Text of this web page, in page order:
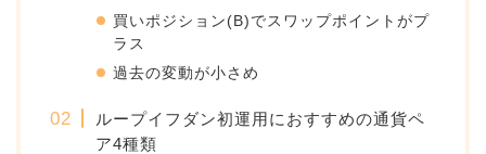
買いポジション(B)でスワップポイントがプ
ラス
過去の変動が小さめ
ループイフダン初運用におすすめの通貨ペ
ア4種類